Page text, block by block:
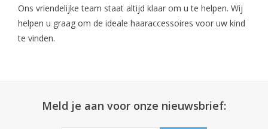
Ons vriendelijke team staat altijd klaar om u te helpen. Wij
helpen u graag om de ideale haaraccessoires voor uw kind
te vinden.
Meld je aan voor onze nieuwsbrief: